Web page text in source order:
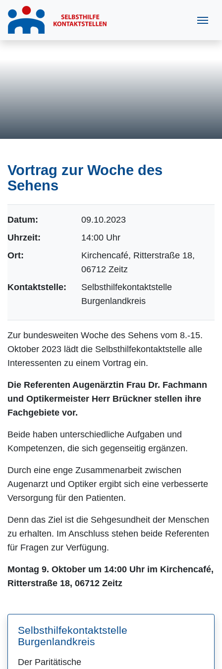
Vortrag zur Woche des
Sehens
Datum:
09.10.2023
Uhrzeit:
14:00 Uhr
Ort:
Kirchencafé, Ritterstraße 18,
06712 Zeitz
Kontaktstelle:
Selbsthilfekontaktstelle
Burgenlandkreis
Zur bundesweiten Woche des Sehens vom 8.-15.
Oktober 2023 lädt die Selbsthilfekontaktstelle alle
Interessenten zu einem Vortrag ein.
Die Referenten Augenärztin Frau Dr. Fachmann
und Optikermeister Herr Brückner stellen ihre
Fachgebiete vor.
Beide haben unterschiedliche Aufgaben und
Kompetenzen, die sich gegenseitig ergänzen.
Durch eine enge Zusammenarbeit zwischen
Augenarzt und Optiker ergibt sich eine verbesserte
Versorgung für den Patienten.
Denn das Ziel ist die Sehgesundheit der Menschen
zu erhalten. Im Anschluss stehen beide Referenten
für Fragen zur Verfügung.
Montag 9. Oktober um 14:00 Uhr im Kirchencafé,
Ritterstraße 18, 06712 Zeitz
Selbsthilfekontaktstelle
Burgenlandkreis
Der Paritätische